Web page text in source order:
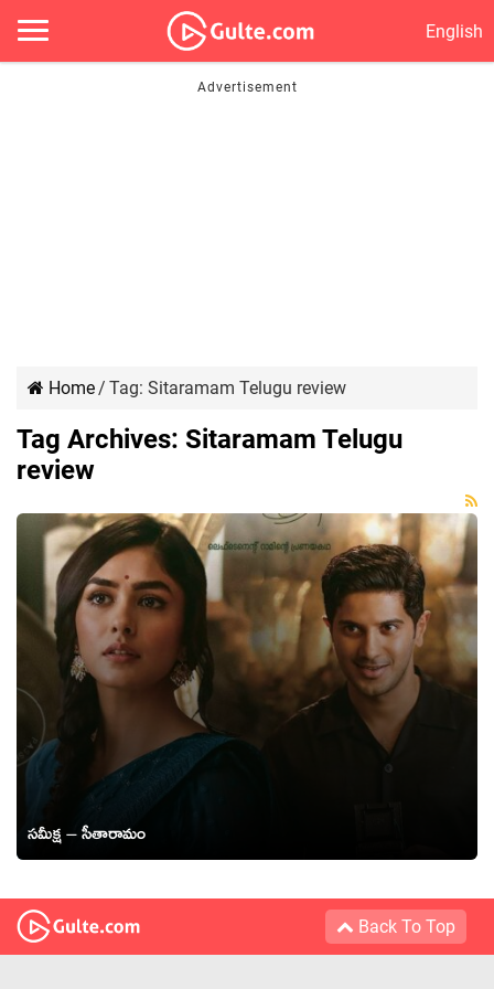
English
Home/ Tag: Sitaramam Telugu review
Tag Archives: Sitaramam Telugu
review
సమీక్ష – సీతారామం
Back To Top